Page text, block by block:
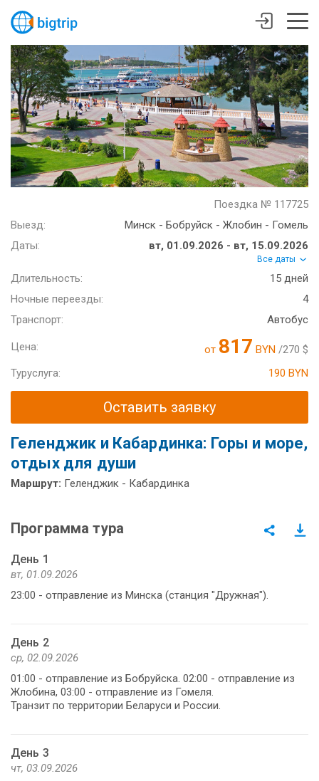
Поездка № 117725
Выезд:
Минск - Бобруйск - Жлобин - Гомель
Даты:
вт, 01.09.2026 - вт, 15.09.2026
Все даты
Длительность:
15 дней
Ночные переезды:
4
Транспорт:
Автобус
Цена: от 817 BYN /270 $
Туруслуга:
190 BYN
Оставить заявку
Геленджик и Кабардинка: Горы и море,
отдых для души
Маршрут: Геленджик - Кабардинка
Программа тура
День 1
вт, 01.09.2026
23:00 - отправление из Минска (станция "Дружная").
День 2
ср, 02.09.2026
01:00 - отправление из Бобруйска. 02:00 - отправление из
Жлобина, 03:00 - отправление из Гомеля.
Транзит по территории Беларуси и России.
День 3
чт, 03.09.2026